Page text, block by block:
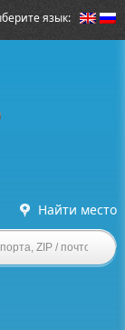
язык:
Найти место